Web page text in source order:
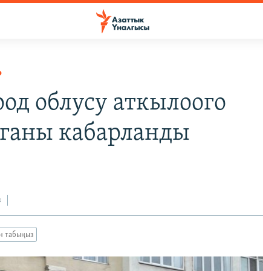
облусу аткылоого
кабарланды
табыңыз